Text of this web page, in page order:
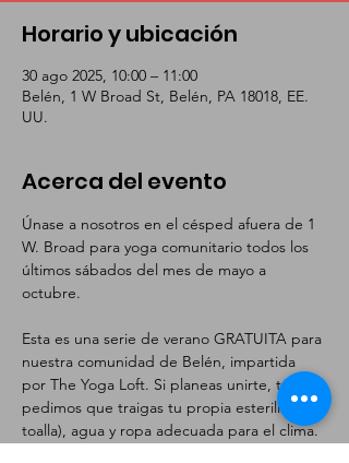
Horario y ubicación
30 ago 2025, 10:00 – 11:00
Belén, 1 W Broad St, Belén, PA 18018, EE.
UU.
Acerca del evento
Únase a nosotros en el césped afuera de 1
W. Broad para yoga comunitario todos los
últimos sábados del mes de mayo a
octubre.
Esta es una serie de verano GRATUITA para
nuestra comunidad de Belén, impartida
por The Yoga Loft. Si planeas unirte, te
pedimos que traigas tu propia esterilla (o
toalla), agua y ropa adecuada para el clima.